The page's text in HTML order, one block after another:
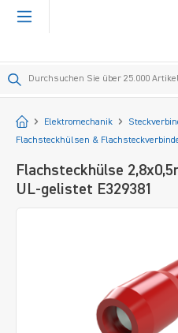
springen
Startseite
Elektromechanik
Flachsteckhülsen &
Flachsteckhülse
UL-gelistet E329381